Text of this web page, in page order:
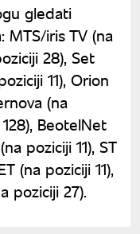
gledati
iris TV (na
28), Set
11), Orion
(na
BeotelNet
poziciji 11), ST
(na poziciji 11),
poziciji 27).